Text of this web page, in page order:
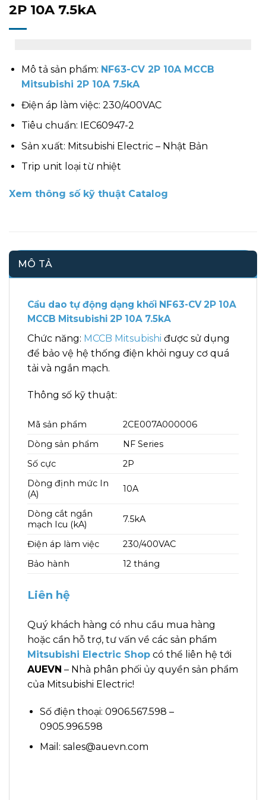
2P 10A 7.5kA
Mô tả sản phẩm: NF63-CV 2P 10A MCCB
Mitsubishi 2P 10A 7.5kA
Điện áp làm việc: 230/400VAC
Tiêu chuẩn: IEC60947-2
Sản xuất: Mitsubishi Electric – Nhật Bản
Trip unit loại từ nhiệt
Xem thông số kỹ thuật Catalog
MÔ TẢ
Cầu dao tự động dạng khối NF63-CV 2P 10A
MCCB Mitsubishi 2P 10A 7.5kA
Chức năng: MCCB Mitsubishi được sử dụng
để bảo vệ hệ thống điện khỏi nguy cơ quá
tải và ngắn mạch.
Thông số kỹ thuật:
Mã sản phẩm
2CE007A000006
Dòng sản phẩm
NF Series
Số cực
2P
Dòng định mức In
(A)
10A
Dòng cắt ngắn
mạch Icu (kA)
7.5kA
Điện áp làm việc
230/400VAC
Bảo hành
12 tháng
Liên hệ
Quý khách hàng có nhu cầu mua hàng
hoặc cần hỗ trợ, tư vấn về các sản phẩm
Mitsubishi Electric Shop có thể liên hệ tới
AUEVN – Nhà phân phối ủy quyền sản phẩm
của Mitsubishi Electric!
Số điện thoại: 0906.567.598 –
0905.996.598
Mail: sales@auevn.com